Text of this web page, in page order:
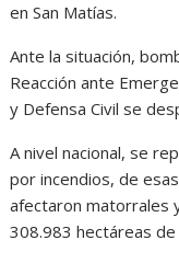
en San Matías.
Ante la situación,
Reacción ante
y Defensa Civil se
A nivel nacional, se
por incendios, de
afectaron matorrales
308.983 hectáreas